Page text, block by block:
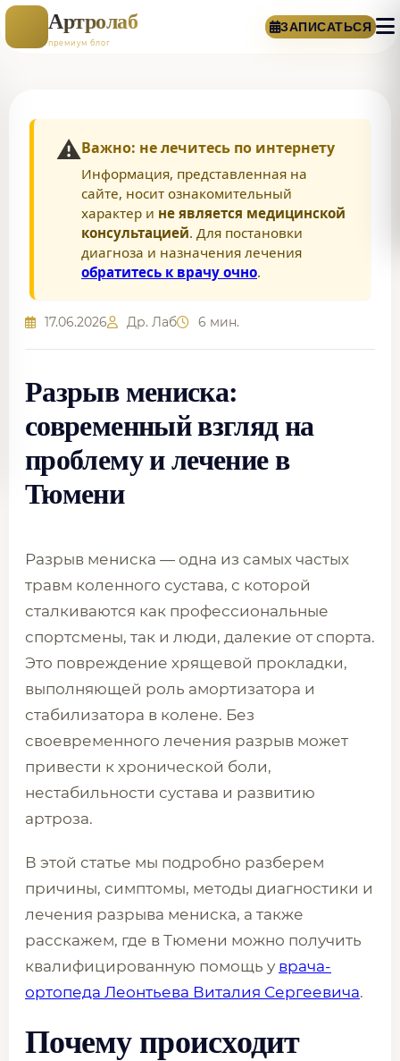
Артролаб
премиум блог
ЗАПИСАТЬСЯ
⚠️Важно: не лечитесь по интернету
Информация, представленная на
сайте, носит ознакомительный
характер и не является медицинской
консультацией. Для постановки
диагноза и назначения лечения
обратитесь к врачу очно.
17.06.2026 Др. Лаб 6 мин.
Разрыв мениска:
современный взгляд на
проблему и лечение в
Тюмени
Разрыв мениска — одна из самых частых
травм коленного сустава, с которой
сталкиваются как профессиональные
спортсмены, так и люди, далекие от спорта.
Это повреждение хрящевой прокладки,
выполняющей роль амортизатора и
стабилизатора в колене. Без
своевременного лечения разрыв может
привести к хронической боли,
нестабильности сустава и развитию
артроза.
В этой статье мы подробно разберем
причины, симптомы, методы диагностики и
лечения разрыва мениска, а также
расскажем, где в Тюмени можно получить
квалифицированную помощь у врача-
ортопеда Леонтьева Виталия Сергеевича.
Почему происходит